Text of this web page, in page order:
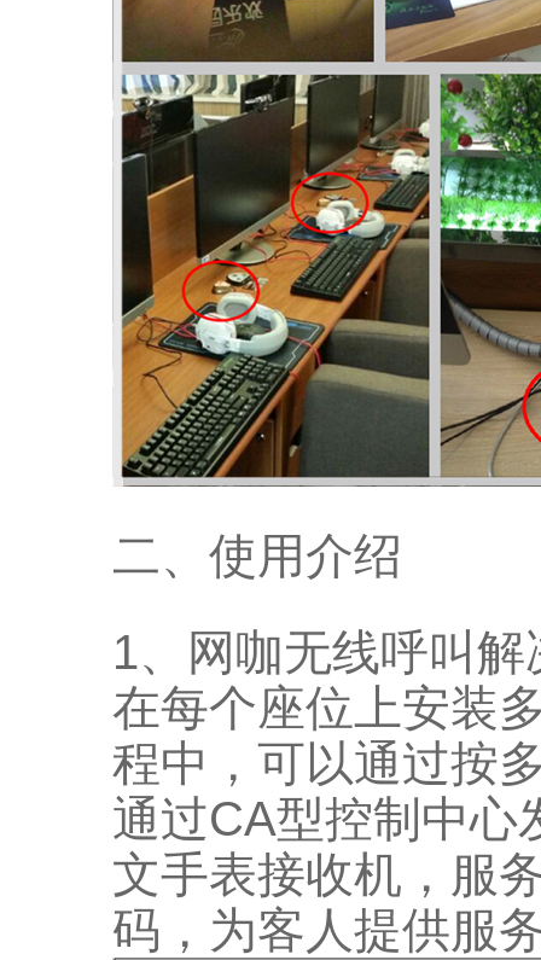
二、使用介绍
1、网咖无线呼叫解
在每个座位上安装
程中，可以通过按
通过CA型控制中心
文手表接收机，服
码，为客人提供服